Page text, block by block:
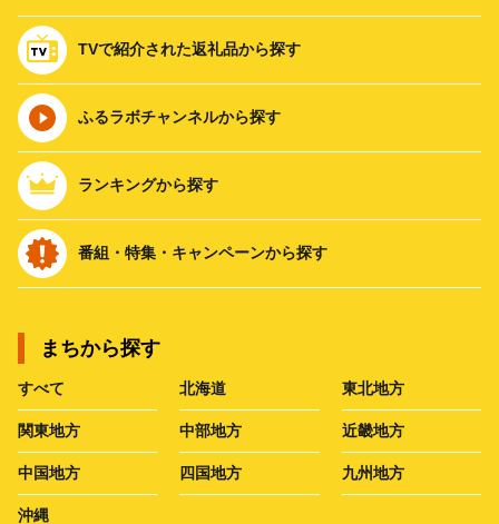
TVで紹介された返礼品から探す
ふるラボチャンネルから探す
ランキングから探す
番組・特集・キャンペーンから探す
まちから探す
すべて 北海道 東北地方
関東地方 中部地方 近畿地方
中国地方 四国地方 九州地方
沖縄